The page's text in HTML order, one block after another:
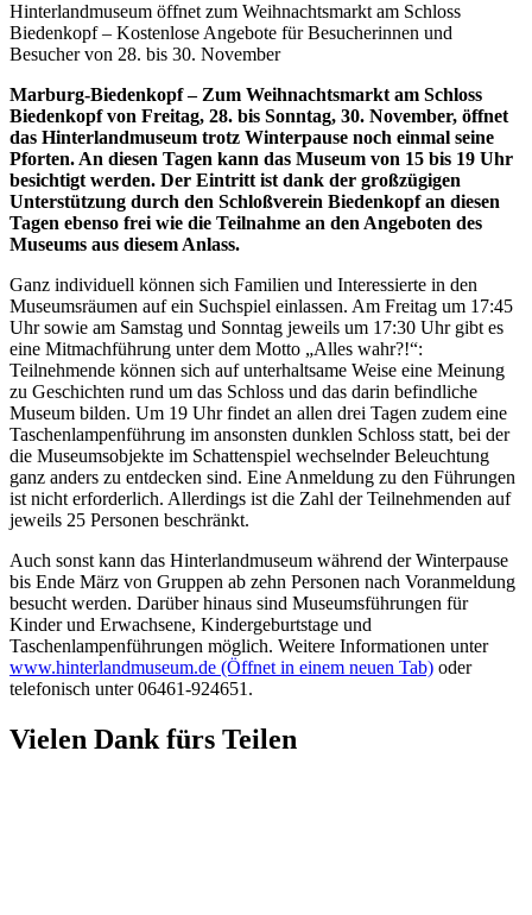
Hinterlandmuseum öffnet zum Weihnachtsmarkt am Schloss
Biedenkopf – Kostenlose Angebote für Besucherinnen und
Besucher von 28. bis 30. November
Marburg-Biedenkopf – Zum Weihnachtsmarkt am Schloss
Biedenkopf von Freitag, 28. bis Sonntag, 30. November, öffnet
das Hinterlandmuseum trotz Winterpause noch einmal seine
Pforten. An diesen Tagen kann das Museum von 15 bis 19 Uhr
besichtigt werden. Der Eintritt ist dank der großzügigen
Unterstützung durch den Schloßverein Biedenkopf an diesen
Tagen ebenso frei wie die Teilnahme an den Angeboten des
Museums aus diesem Anlass.
Ganz individuell können sich Familien und Interessierte in den
Museumsräumen auf ein Suchspiel einlassen. Am Freitag um 17:45
Uhr sowie am Samstag und Sonntag jeweils um 17:30 Uhr gibt es
eine Mitmachführung unter dem Motto „Alles wahr?!“:
Teilnehmende können sich auf unterhaltsame Weise eine Meinung
zu Geschichten rund um das Schloss und das darin befindliche
Museum bilden. Um 19 Uhr findet an allen drei Tagen zudem eine
Taschenlampenführung im ansonsten dunklen Schloss statt, bei der
die Museumsobjekte im Schattenspiel wechselnder Beleuchtung
ganz anders zu entdecken sind. Eine Anmeldung zu den Führungen
ist nicht erforderlich. Allerdings ist die Zahl der Teilnehmenden auf
jeweils 25 Personen beschränkt.
Auch sonst kann das Hinterlandmuseum während der Winterpause
bis Ende März von Gruppen ab zehn Personen nach Voranmeldung
besucht werden. Darüber hinaus sind Museumsführungen für
Kinder und Erwachsene, Kindergeburtstage und
Taschenlampenführungen möglich. Weitere Informationen unter
www.hinterlandmuseum.de (Öffnet in einem neuen Tab) oder
telefonisch unter 06461-924651.
Vielen Dank fürs Teilen